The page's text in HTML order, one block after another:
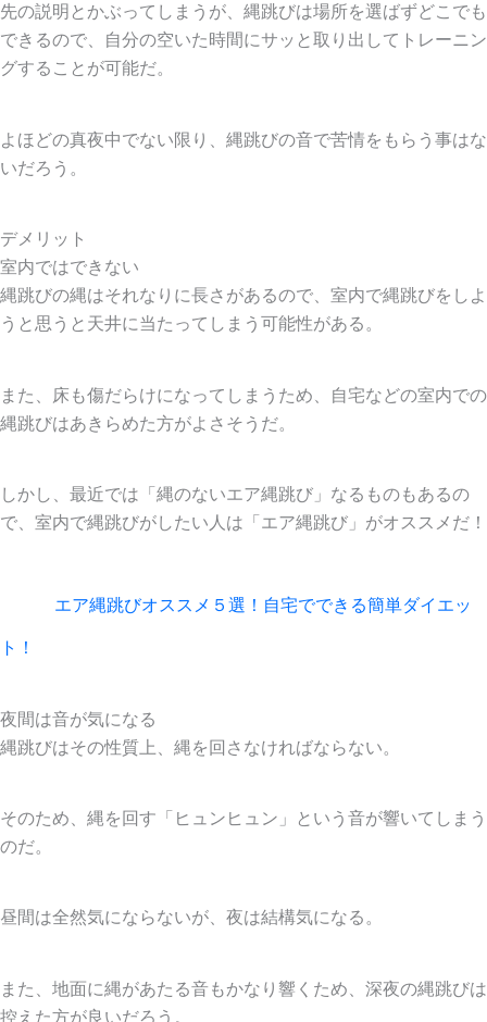
先の説明とかぶってしまうが、縄跳びは場所を選ばずどこでも
できるので、自分の空いた時間にサッと取り出してトレーニン
グすることが可能だ。
よほどの真夜中でない限り、縄跳びの音で苦情をもらう事はな
いだろう。
デメリット
室内ではできない
縄跳びの縄はそれなりに長さがあるので、室内で縄跳びをしよ
うと思うと天井に当たってしまう可能性がある。
また、床も傷だらけになってしまうため、自宅などの室内での
縄跳びはあきらめた方がよさそうだ。
しかし、最近では「縄のないエア縄跳び」なるものもあるの
で、室内で縄跳びがしたい人は「エア縄跳び」がオススメだ！
エア縄跳びオススメ５選！自宅でできる簡単ダイエッ
ト！
夜間は音が気になる
縄跳びはその性質上、縄を回さなければならない。
そのため、縄を回す「ヒュンヒュン」という音が響いてしまう
のだ。
昼間は全然気にならないが、夜は結構気になる。
また、地面に縄があたる音もかなり響くため、深夜の縄跳びは
控えた方が良いだろう。